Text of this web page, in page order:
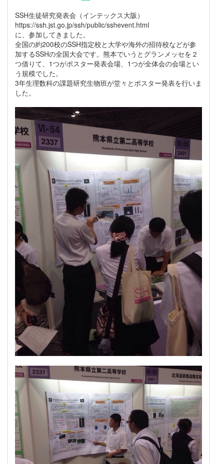
SSH生徒研究発表会（インテックス大阪）
https://ssh.jst.go.jp/ssh/public/sshevent.html
に、参加してきました。
全国の約200校のSSH指定校と大学や海外の招待校などが参
加するSSHの全国大会です。熊本でいうとグランメッセを２
つ借りて、1つがポスター発表会場、1つが全体会の会場とい
う規模でした。
3年生理数科の課題研究生物班が堂々とポスター発表を行いま
した。